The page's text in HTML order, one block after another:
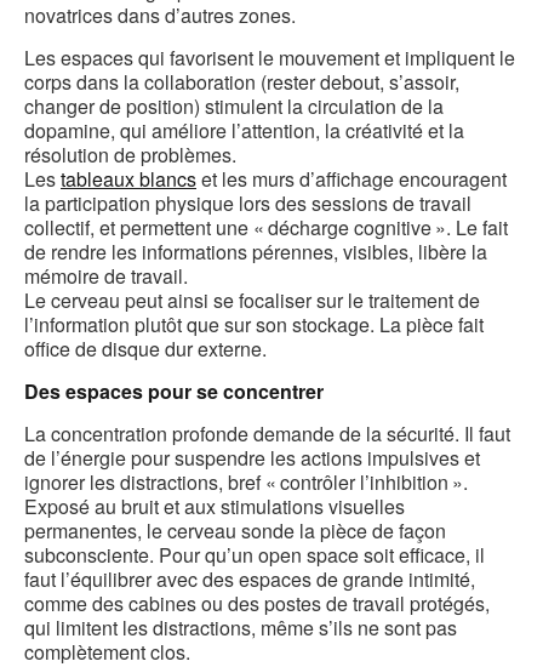
novatrices dans d’autres zones.
Les espaces qui favorisent le mouvement et impliquent le
corps dans la collaboration (rester debout, s’assoir,
changer de position) stimulent la circulation de la
dopamine, qui améliore l’attention, la créativité et la
résolution de problèmes.
Lestableaux blancset les murs d’affichage encouragent
la participation physique lors des sessions de travail
collectif, et permettent une « décharge cognitive ». Le fait
de rendre les informations pérennes, visibles, libère la
mémoire de travail.
Le cerveau peut ainsi se focaliser sur le traitement de
l’information plutôt que sur son stockage. La pièce fait
office de disque dur externe.
Des espaces pour se concentrer
La concentration profonde demande de la sécurité. Il faut
de l’énergie pour suspendre les actions impulsives et
ignorer les distractions, bref « contrôler l’inhibition ».
Exposé au bruit et aux stimulations visuelles
permanentes, le cerveau sonde la pièce de façon
subconsciente. Pour qu’un open space soit efficace, il
faut l’équilibrer avec des espaces de grande intimité,
comme des cabines ou des postes de travail protégés,
qui limitent les distractions, même s’ils ne sont pas
complètement clos.